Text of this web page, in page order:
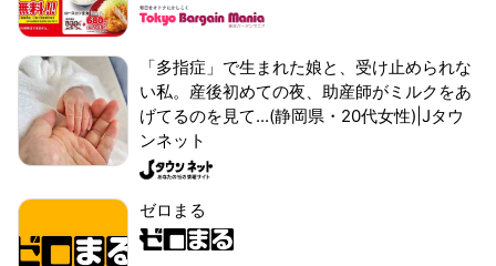
「多指症」で生まれた娘と、受け止められな
い私。産後初めての夜、助産師がミルクをあ
げてるのを見て...(静岡県・20代女性)|Jタウ
ンネット
ゼロまる